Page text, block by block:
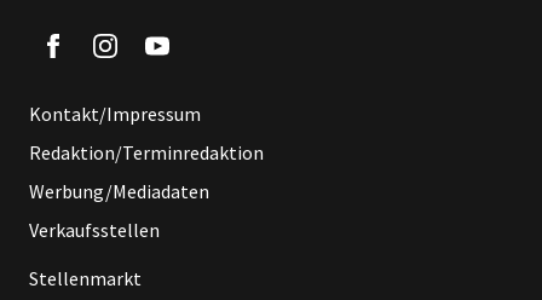
Kontakt/Impressum
Redaktion/Terminredaktion
Werbung/Mediadaten
Verkaufsstellen
Stellenmarkt